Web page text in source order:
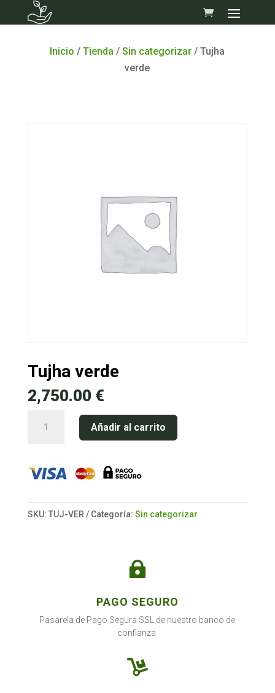
Inicio /Tienda /Sin categorizar / Tujha
verde
Tujha verde
2,750.00 €
Añadir al carrito
SKU: TUJ-VER Categoría: Sin categorizar

PAGO SEGURO
Pasarela de Pago Segura SSL de nuestro banco de
confianza.
